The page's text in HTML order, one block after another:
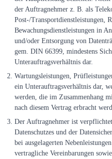
der Auftragnehmer z. B. als
Post-/Transportdienstleistungen,
Bewachungsdienstleistungen in
und/oder Entsorgung von
gem. DIN 66399, mindestens
Unterauftragsverhältnis dar.
Wartungsleistungen,
ein Unterauftragsverhältnis dar,
werden, die im Zusammenhang
nach diesem Vertrag erbracht
Der Auftragnehmer ist
Datenschutzes und der
bei ausgelagerten
vertragliche Vereinbarungen